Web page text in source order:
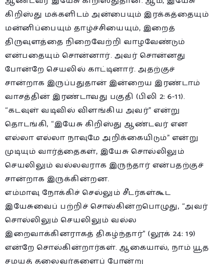
கிறிஸ்து மக்களிடம் அன்பையும் இரக்கத்தையும்
மன்னிப்பையும் தாழ்ச்சியையும், இறைத்
திருவுளத்தை நிறைவேற்றி வாழவேண்டும்
என்பதையும் சொன்னார். அவர் சொன்னது
போன்றே செயலில் காட்டினார். அதற்குச்
சான்றாக இருப்பதுதான் இன்றைய இரண்டாம்
வாசத்தின் இரண்டாவது பகுதி (பிலி 2: 6-11).
“கடவுள் வடிவில் விளங்கிய அவர்” என்று
தொடங்கி, “இயேசு கிறிஸ்து ஆண்டவர் என
எல்லா எல்லா நாவுமே அறிக்கையிடும்” என்று
முடியும் வார்த்தைகள், இயேசு சொல்லிலும்
செயலிலும் வல்லவராக இருந்தார் என்பதற்குச்
சான்றாக இருக்கின்றன.
எம்மாவு நோக்கிச் செல்லும் சீடர்கள்கூட
இயேசுவைப் பற்றிச் சொல்கின்றபொழுது, “அவர்
சொல்லிலும் செயலிலும் வல்ல
இறைவாக்கினராகத் திகழ்ந்தார்” (லூக் 24: 19)
என்றே சொல்கின்றார்கள். ஆகையால், நாம் யூத
சமயத் தலைவர்களைப் போன்று